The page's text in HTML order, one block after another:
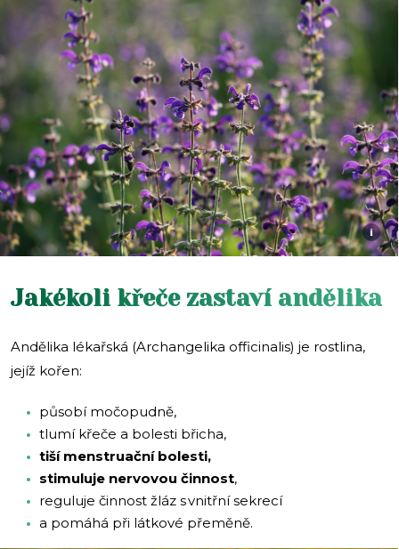
i
Jakékoli křeče zastaví andělika
Andělika lékařská (Archangelika officinalis) je rostlina,
jejíž kořen:
působí močopudně,
tlumí křeče a bolesti břicha,
tiší menstruační bolesti,
stimuluje nervovou činnost,
reguluje činnost žláz s vnitřní sekrecí
a pomáhá při látkové přeměně.